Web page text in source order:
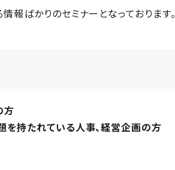
報ばかりのセミナーとなっております。
方
を持たれている人事、経営企画の方